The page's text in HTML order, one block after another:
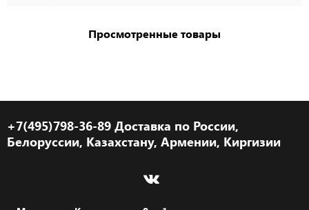
Просмотренные товары
+7(495)798-36-89 Доставка по России,
Белоруссии, Казахстану, Армении, Киргизии